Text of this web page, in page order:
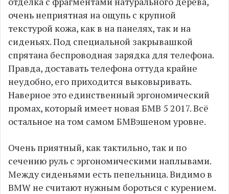
очень неприятная на ощупь с крупной
текстурой кожа, как в на панелях, так и на
сиденьях. Под специальной закрывашкой
спрятана беспроводная зарядка для телефона.
Правда, доставать телефона оттуда крайне
неудобно, его приходится выковыривать.
Наверное это единственный эргономический
промах, который имеет новая БМВ 5 2017. Всё
остальное на том самом БМВэшеном уровне.
Очень приятный, как тактильно, так и по
сечению руль с эргономическими наплывами.
Между сиденьями есть пепельница. Видимо в
BMW не считают нужным бороться с курением.